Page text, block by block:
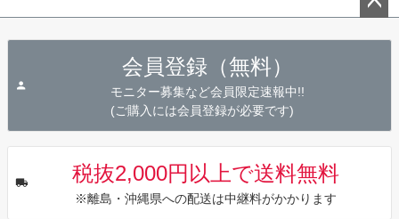
会員登録（無料）
モニター募集など会員限定速報中!!
(ご購入には会員登録が必要です)
税抜2,000円以上で送料無料
※離島・沖縄県への配送は中継料がかかります